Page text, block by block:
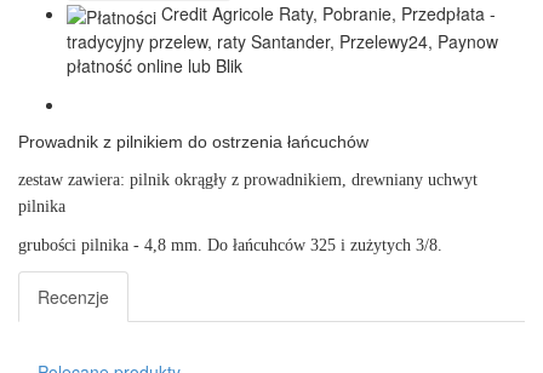
Credit Agricole Raty, Pobranie, Przedpłata -
tradycyjny przelew, raty Santander, Przelewy24, Paynow
płatność online lub Blik
Prowadnik z pilnikiem do ostrzenia łańcuchów
zestaw zawiera: pilnik okrągły z prowadnikiem, drewniany uchwyt
pilnika
grubości pilnika - 4,8 mm. Do łańcuhców 325 i zużytych 3/8.
Recenzje